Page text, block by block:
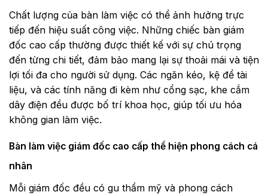
Chất lượng của bàn làm việc có thể ảnh hưởng trực
tiếp đến hiệu suất công việc. Những chiếc bàn giám
đốc cao cấp thường được thiết kế với sự chú trọng
đến từng chi tiết, đảm bảo mang lại sự thoải mái và tiện
lợi tối đa cho người sử dụng. Các ngăn kéo, kệ để tài
liệu, và các tính năng đi kèm như cổng sạc, khe cắm
dây điện đều được bố trí khoa học, giúp tối ưu hóa
không gian làm việc.
Bàn làm việc giám đốc cao cấp thể hiện phong cách cá
nhân
Mỗi giám đốc đều có gu thẩm mỹ và phong cách